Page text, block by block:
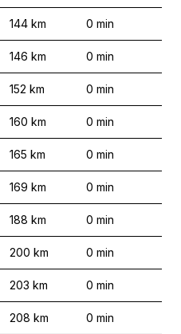
144 km 0 min
146 km 0 min
152 km 0 min
160 km 0 min
165 km 0 min
169 km 0 min
188 km 0 min
200 km 0 min
203 km 0 min
208 km 0 min